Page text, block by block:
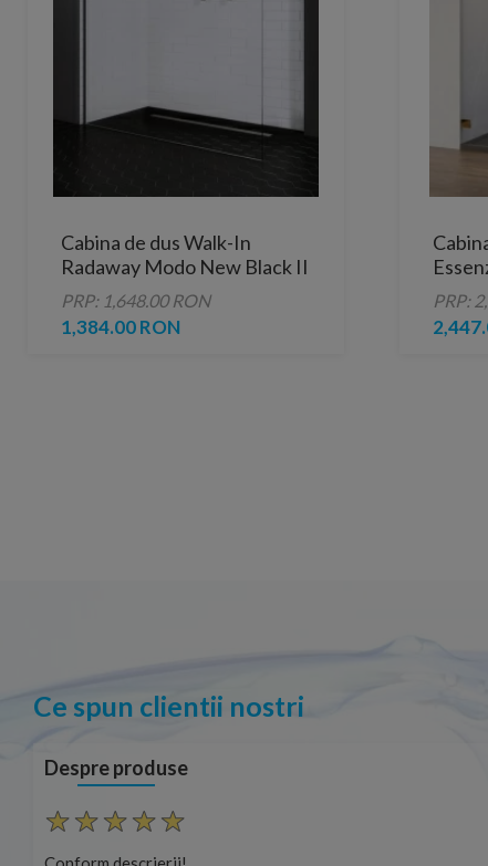
Cabina de dus Walk-In
Radaway Modo New Black II
55 x H200 cm profil negru
mat
PRP: 1,648.00 RON
1,384.00 RON
gold
PRP:
Ce spun clientii nostri
Despre produse